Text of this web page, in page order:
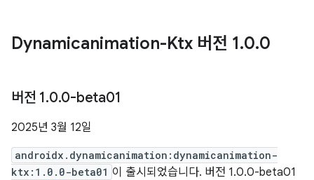
Dynamicanimation-Ktx 버전 1.0.0
버전 1.0.0-beta01
2025년 3월 12일
androidx.dynamicanimation:dynamicanimation-
ktx:1.0.0-beta01 이 출시되었습니다. 버전 1.0.0-beta01